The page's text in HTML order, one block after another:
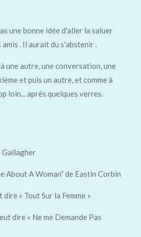
une bonne idée d'aller la saluer
amis . Il aurait du s'abstenir .
une autre, une conversation, une
et puis un autre, et comme à
loin... après quelques verres.
Gallagher
About A Woman” de Eastin Corbin
« Tout Sur la Femme »
dire « Ne me Demande Pas